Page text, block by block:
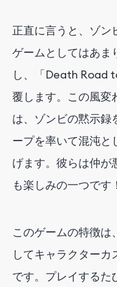
正直に言うと、ゾン
ゲームとしてはあま
し、「Death Road
覆します。この風変
は、ゾンビの黙示録
ープを率いて混沌と
げます。彼らは仲が
も楽しみの一つです！
このゲームの特徴は
してキャラクター
です。プレイするた